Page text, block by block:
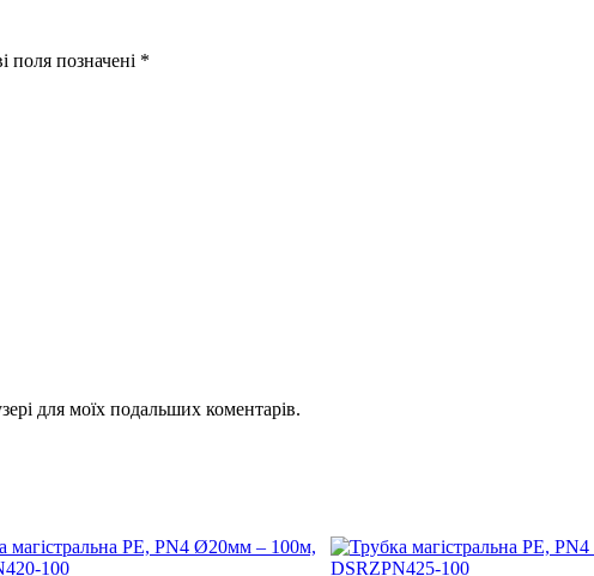
поля позначені *
для моїх подальших коментарів.